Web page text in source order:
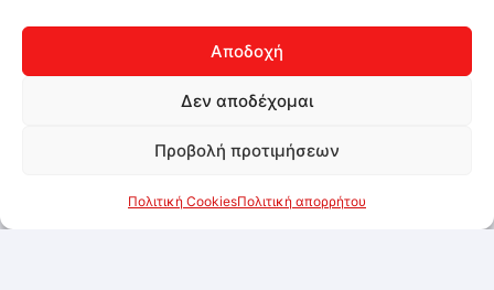
Αποδοχή
Δεν αποδέχομαι
Προβολή προτιμήσεων
Πολιτική CookiesΠολιτική απορρήτου